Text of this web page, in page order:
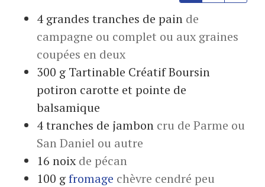
4 grandes tranches de pain de
campagne ou complet ou aux graines
coupées en deux
300 g Tartinable Créatif Boursin
potiron carotte et pointe de
balsamique
4tranches de jambon cru de Parme ou
San Daniel ou autre
16 noix de pécan
100 gfromage chèvre cendré peu